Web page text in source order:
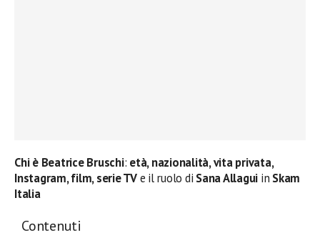
Chi è Beatrice Bruschi: età, nazionalità, vita privata,
Instagram, film, serie TVe il ruolo di Sana Allagui in Skam
Italia
Contenuti